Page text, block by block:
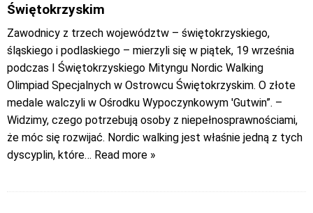
Świętokrzyskim
Zawodnicy z trzech województw – świętokrzyskiego,
śląskiego i podlaskiego – mierzyli się w piątek, 19 września
podczas I Świętokrzyskiego Mityngu Nordic Walking
Olimpiad Specjalnych w Ostrowcu Świętokrzyskim. O złote
medale walczyli w Ośrodku Wypoczynkowym 'Gutwin”. –
Widzimy, czego potrzebują osoby z niepełnosprawnościami,
że móc się rozwijać. Nordic walking jest właśnie jedną z tych
dyscyplin, które… Read more »